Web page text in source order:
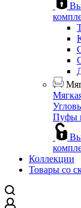
Пуфы
Коллекции
Товары со